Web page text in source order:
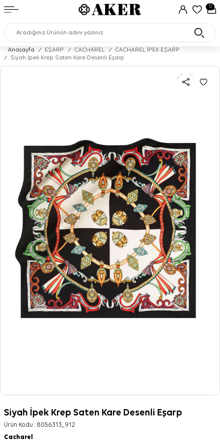
0
Anasayfa / EŞARP / CACHAREL /
CACHAREL İPEK EŞARP
/
Siyah İpek Krep Saten Kare Desenli Eşarp
Siyah İpek Krep Saten Kare Desenli Eşarp
Ürün Kodu : 8056313_912
Cacharel